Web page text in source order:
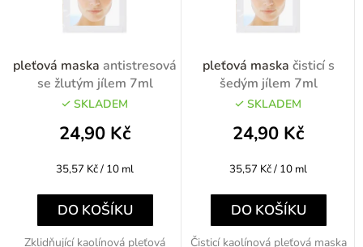
pleťová maska antistresová
se žlutým jílem 7ml
SKLADEM
24,90 Kč
Měrná
35,57 Kč / 10 ml
DO KOŠÍKU
Zklidňující kaolínová pleťová
pleťová maska čisticí s
šedým jílem 7ml
SKLADEM
24,90 Kč
Měrná
35,57 Kč / 10 ml
DO KOŠÍKU
Čisticí kaolínová pleťová maska